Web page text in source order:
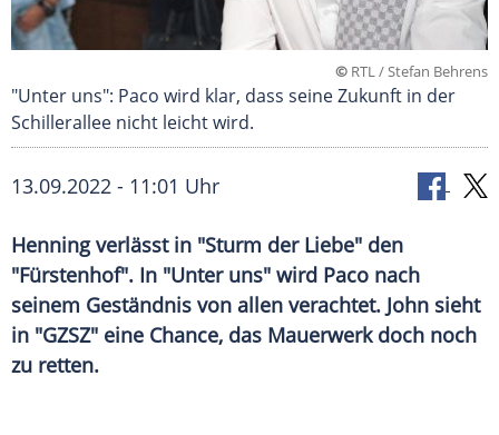
© RTL / Stefan Behrens
"Unter uns": Paco wird klar, dass seine Zukunft in der
Schillerallee nicht leicht wird.
13.09.2022 - 11:01 Uhr
Henning verlässt in "Sturm der Liebe" den
"Fürstenhof". In "Unter uns" wird Paco nach
seinem Geständnis von allen verachtet. John sieht
in "GZSZ" eine Chance, das Mauerwerk doch noch
zu retten.